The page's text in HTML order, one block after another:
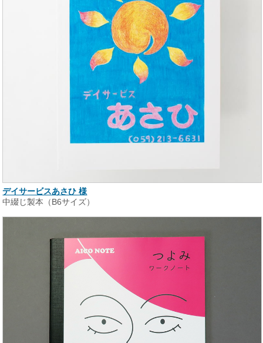
デイサービスあさひ 様
中綴じ製本（B6サイズ）